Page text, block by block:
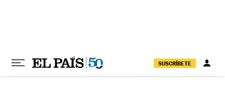
SUSCRÍBETE